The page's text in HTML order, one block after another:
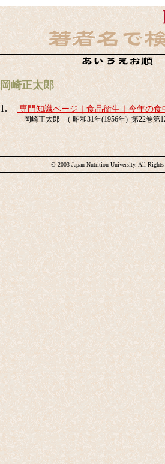
岡崎正太郎
1. 専門知識ページ｜食品衛生｜今年の食
岡崎正太郎 （ 昭和31年(1956年) 第22巻第
© 2003 Japan Nutrition University. All Rights